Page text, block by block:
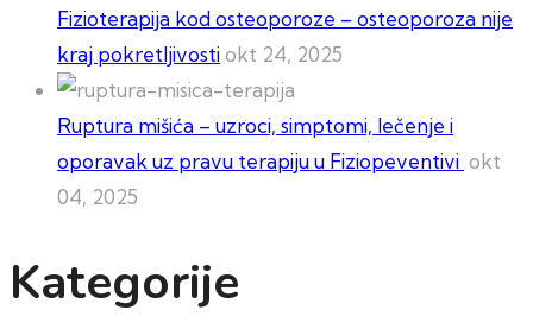
Fizioterapija kod osteoporoze – osteoporoza nije
kraj pokretljivostiokt 24, 2025
Ruptura mišića – uzroci, simptomi, lečenje i
oporavak uz pravu terapiju u Fiziopeventivi okt
04, 2025
Kategorije